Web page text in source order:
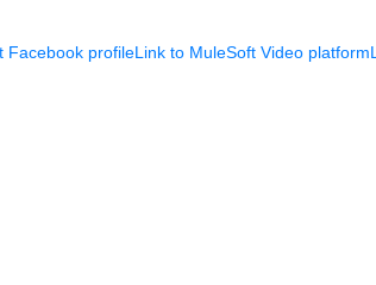
Facebook profileLink to MuleSoft Video platform